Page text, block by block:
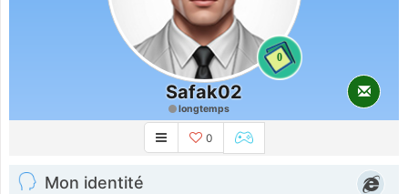
0
Safak02
longtemps
0
Mon identité